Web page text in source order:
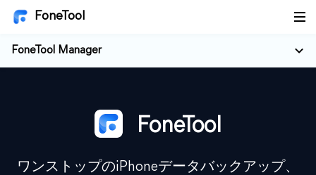
FoneTool
FoneTool Manager
FoneTool
ワンストップのiPhoneデータバックアップ、